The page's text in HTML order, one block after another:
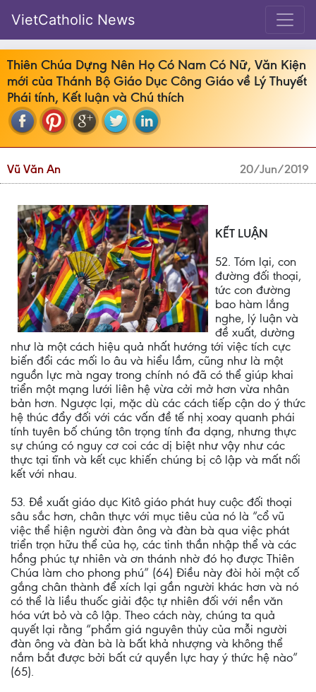
VietCatholic News
Thiên Chúa Dựng Nên Họ Có Nam Có Nữ, Văn Kiện
mới của Thánh Bộ Giáo Dục Công Giáo về Lý Thuyết
Phái tính, Kết luận và Chú thích
Vũ Văn An 20/Jun/2019
KẾT LUẬN
52. Tóm lại, con
đường đối thoại,
tức con đường
bao hàm lắng
nghe, lý luận và
đề xuất, dường
như là một cách hiệu quả nhất hướng tới việc tích cực
biến đổi các mối lo âu và hiểu lầm, cũng như là một
nguồn lực mà ngay trong chính nó đã có thể giúp khai
triển một mạng lưới liên hệ vừa cởi mở hơn vừa nhân
bản hơn. Ngược lại, mặc dù các cách tiếp cận do ý thức
hệ thúc đẩy đối với các vấn đề tế nhị xoay quanh phái
tính tuyên bố chúng tôn trọng tính đa dạng, nhưng thực
sự chúng có nguy cơ coi các dị biệt như vậy như các
thực tại tĩnh và kết cục khiến chúng bị cô lập và mất nối
kết với nhau.
53. Đề xuất giáo dục Kitô giáo phát huy cuộc đối thoại
sâu sắc hơn, chân thực với mục tiêu của nó là “cổ vũ
việc thể hiện người đàn ông và đàn bà qua việc phát
triển trọn hữu thể của họ, các tinh thần nhập thể và các
hồng phúc tự nhiên và ơn thánh nhờ đó họ được Thiên
Chúa làm cho phong phú” (64) Điều này đòi hỏi một cố
gắng chân thành để xích lại gần người khác hơn và nó
có thể là liều thuốc giải độc tự nhiên đối với nền văn
hóa vứt bỏ và cô lập. Theo cách này, chúng ta quả
quyết lại rằng “phẩm giá nguyên thủy của mỗi người
đàn ông và đàn bà là bất khả nhượng và không thể
nắm bắt được bởi bất cứ quyền lực hay ý thức hệ nào”
(65).